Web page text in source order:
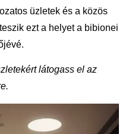
üzletek és a közös
ezt a helyet a bibionei
látogass el az
.